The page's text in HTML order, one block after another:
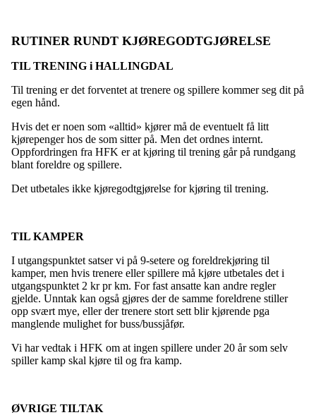
RUTINER RUNDT KJØREGODTGJØRELSE
TIL TRENING i HALLINGDAL
Til trening er det forventet at trenere og spillere kommer seg dit på
egen hånd.
Hvis det er noen som «alltid» kjører må de eventuelt få litt
kjørepenger hos de som sitter på. Men det ordnes internt.
Oppfordringen fra HFK er at kjøring til trening går på rundgang
blant foreldre og spillere.
Det utbetales ikke kjøregodtgjørelse for kjøring til trening.
TIL KAMPER
I utgangspunktet satser vi på 9-setere og foreldrekjøring til
kamper, men hvis trenere eller spillere må kjøre utbetales det i
utgangspunktet 2 kr pr km. For fast ansatte kan andre regler
gjelde. Unntak kan også gjøres der de samme foreldrene stiller
opp svært mye, eller der trenere stort sett blir kjørende pga
manglende mulighet for buss/bussjåfør.
Vi har vedtak i HFK om at ingen spillere under 20 år som selv
spiller kamp skal kjøre til og fra kamp.
ØVRIGE TILTAK